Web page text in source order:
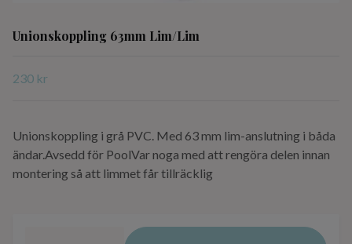
Unionskoppling 63mm Lim/Lim
230 kr
Unionskoppling i grå PVC. Med 63 mm lim-anslutning i båda
ändar.Avsedd för PoolVar noga med att rengöra delen innan
montering så att limmet får tillräcklig